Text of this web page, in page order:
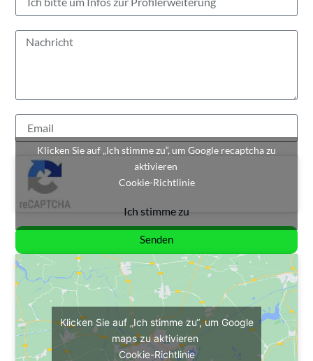
Klicken Sie auf „Ich stimme zu“, um Google recaptcha zu
aktivieren
Cookie-Richtlinie
Ich stimme zu
Senden
Klicken Sie auf „Ich stimme zu“, um Google
maps zu aktivieren
Cookie-Richtlinie